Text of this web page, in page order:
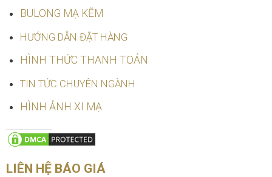
BULONG MẠ KẼM
HƯỚNG DẪN ĐẶT HÀNG
HÌNH THỨC THANH TOÁN
TIN TỨC CHUYÊN NGÀNH
HÌNH ẢNH XI MẠ
LIÊN HỆ BÁO GIÁ